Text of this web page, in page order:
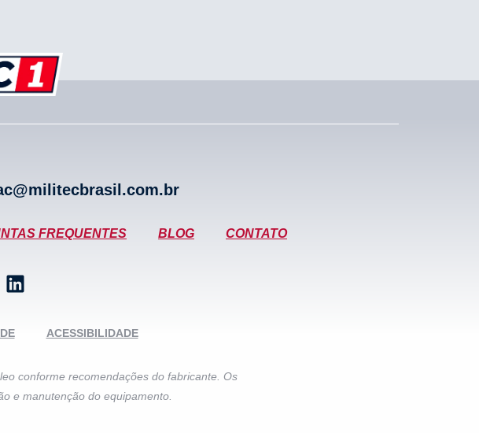
FREQUENTES BLOG CONTATO
ACESSIBILIDADE
conforme recomendações do fabricante. Os
e manutenção do equipamento.